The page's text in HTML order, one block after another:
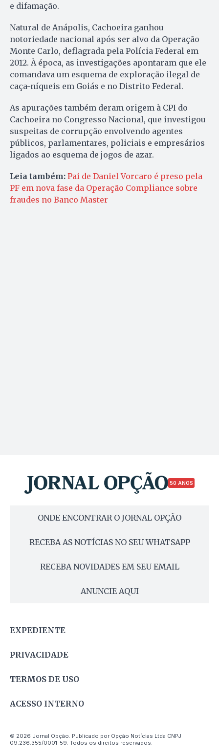
e difamação.
Natural de Anápolis, Cachoeira ganhou
notoriedade nacional após ser alvo da Operação
Monte Carlo, deflagrada pela Polícia Federal em
2012. À época, as investigações apontaram que ele
comandava um esquema de exploração ilegal de
caça-níqueis em Goiás e no Distrito Federal.
As apurações também deram origem à CPI do
Cachoeira no Congresso Nacional, que investigou
suspeitas de corrupção envolvendo agentes
públicos, parlamentares, policiais e empresários
ligados ao esquema de jogos de azar.
Leia também: Pai de Daniel Vorcaro é preso pela
PF em nova fase da Operação Compliance sobre
fraudes no Banco Master
50 ANOS
ONDE ENCONTRAR O JORNAL OPÇÃO
RECEBA AS NOTÍCIAS NO SEU WHATSAPP
RECEBA NOVIDADES EM SEU EMAIL
ANUNCIE AQUI
EXPEDIENTE
PRIVACIDADE
TERMOS DE USO
ACESSO INTERNO
© 2026 Jornal Opção. Publicado por Opção Notícias Ltda CNPJ
09.236.355/0001-59. Todos os direitos reservados.